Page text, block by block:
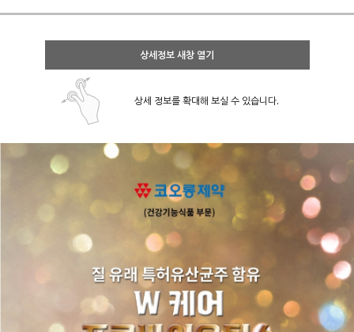
상세정보 새창 열기
상세 정보를 확대해 보실 수 있습니다.